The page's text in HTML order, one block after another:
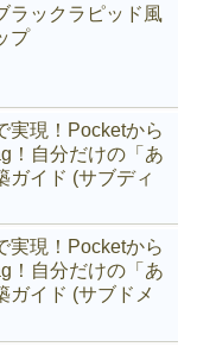
ラックラピッド風
プ
実現！Pocketから
！自分だけの「あ
ガイド (サブディ
実現！Pocketから
！自分だけの「あ
ガイド (サブドメ